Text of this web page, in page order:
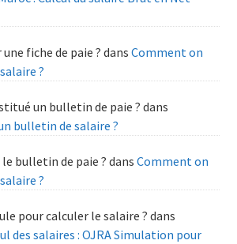
fiche de paie ? dans Comment on
?
un bulletin de paie ? dans
bulletin de salaire ?
bulletin de paie ? dans Comment on
?
pour calculer le salaire ? dans
des salaires : OJRA Simulation pour